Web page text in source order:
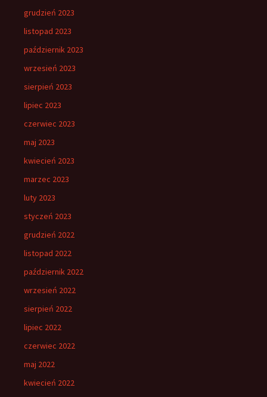
grudzień 2023
listopad 2023
październik 2023
wrzesień 2023
sierpień 2023
lipiec 2023
czerwiec 2023
maj 2023
kwiecień 2023
marzec 2023
luty 2023
styczeń 2023
grudzień 2022
listopad 2022
październik 2022
wrzesień 2022
sierpień 2022
lipiec 2022
czerwiec 2022
maj 2022
kwiecień 2022